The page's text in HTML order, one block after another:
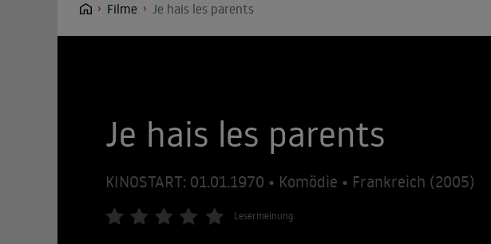
Filme Je hais les parents
Je hais les parents
KINOSTART: 01.01.1970 • Komödie • Frankreich (2005)
Lesermeinung